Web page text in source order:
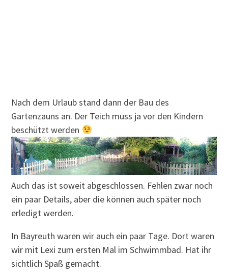
Nach dem Urlaub stand dann der Bau des
Gartenzauns an. Der Teich muss ja vor den Kindern
beschützt werden
Auch das ist soweit abgeschlossen. Fehlen zwar noch
ein paar Details, aber die können auch später noch
erledigt werden.
In Bayreuth waren wir auch ein paar Tage. Dort waren
wir mit Lexi zum ersten Mal im Schwimmbad. Hat ihr
sichtlich Spaß gemacht.